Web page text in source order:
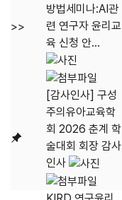
>>
방법세미나:AI관
련 연구자 윤리교
육 신청 안...
[감사인사] 구성
주의유아교육학
회 2026 춘계 학
술대회 회장 감사
인사